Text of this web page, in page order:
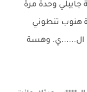
جايبلي وحدة مرة
هنوب تنطوني
ال......ي. وهسة